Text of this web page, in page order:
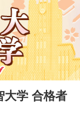
大学 合格者